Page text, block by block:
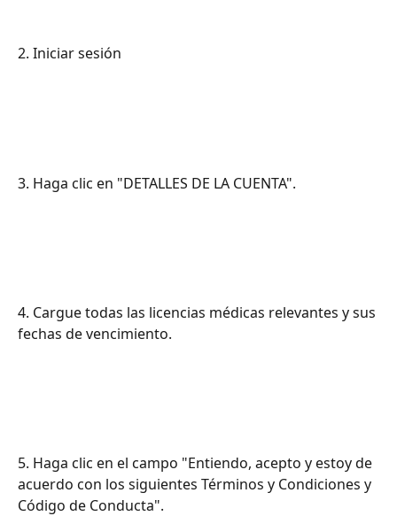
2. Iniciar sesión
3. Haga clic en "DETALLES DE LA CUENTA".
4. Cargue todas las licencias médicas relevantes y sus
fechas de vencimiento.
5. Haga clic en el campo "Entiendo, acepto y estoy de
acuerdo con los siguientes Términos y Condiciones y
Código de Conducta".